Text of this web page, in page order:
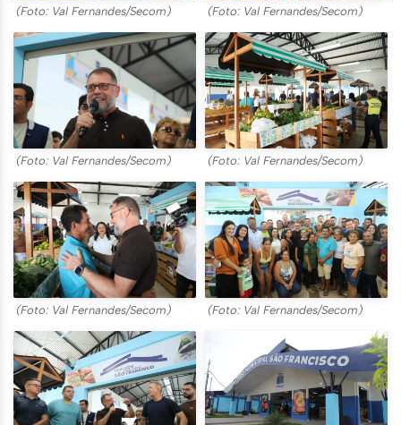
(Foto: Val Fernandes/Secom) (Foto: Val Fernandes/Secom)
(Foto: Val Fernandes/Secom) (Foto: Val Fernandes/Secom)
(Foto: Val Fernandes/Secom) (Foto: Val Fernandes/Secom)